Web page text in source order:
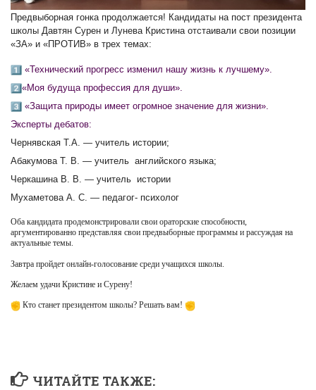
Предвыборная гонка продолжается! Кандидаты на пост президента
школы Давтян Сурен и Лунева Кристина отстаивали свои позиции
«ЗА» и «ПРОТИВ» в трех темах:
«Технический прогресс изменил нашу жизнь к лучшему».
«Моя будуща профессия для души».
«Защита природы имеет огромное значение для жизни».
Эксперты дебатов:
Чернявская Т.А. — учитель истории;
Абакумова Т. В. — учитель английского языка;
Черкашина В. В. — учитель истории
Мухаметова А. С. — педагог- психолог
Оба кандидата продемонстрировали свои ораторские способности,
аргументированно представляя свои предвыборные программы и рассуждая на
актуальные темы.
Завтра пройдет онлайн-голосование среди учащихся школы.
Желаем удачи Кристине и Сурену!
Кто станет президентом школы? Решать вам!
ЧИТАЙТЕ ТАКЖЕ: